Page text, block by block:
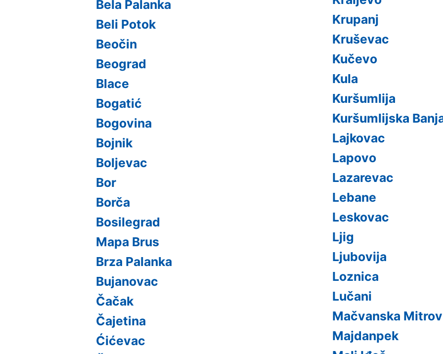
Bela Palanka
Beli Potok
Beočin
Beograd
Blace
Bogatić
Bogovina
Bojnik
Boljevac
Bor
Borča
Bosilegrad
Mapa Brus
Brza Palanka
Bujanovac
Čačak
Čajetina
Ćićevac
Krupanj
Kruševac
Kučevo
Kula
Kuršumlija
Kuršumlijska
Lajkovac
Lapovo
Lazarevac
Lebane
Leskovac
Ljig
Ljubovija
Loznica
Lučani
Mačvanska
Majdanpek